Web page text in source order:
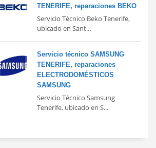
TENERIFE, reparaciones BEKO
Servicio Técnico Beko Tenerife,
ubicado en Sant...
Servicio técnico SAMSUNG
TENERIFE, reparaciones
ELECTRODOMÉSTICOS
SAMSUNG
Servicio Técnico Samsung
Tenerife, ubicado en S...